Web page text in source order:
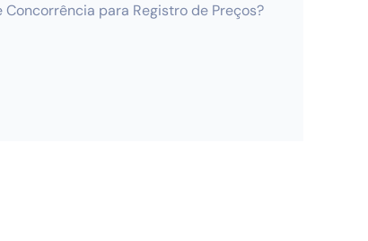
para Registro de Preços?